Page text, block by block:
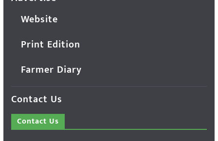
Website
Print Edition
Farmer Diary
Contact Us
Contact Us